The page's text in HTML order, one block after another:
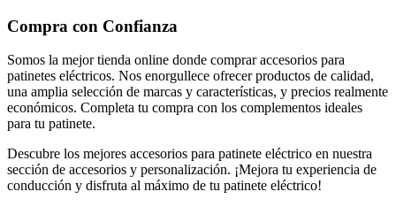
Compra con Confianza
Somos la mejor tienda online donde comprar accesorios para
patinetes eléctricos. Nos enorgullece ofrecer productos de calidad,
una amplia selección de marcas y características, y precios realmente
económicos. Completa tu compra con los complementos ideales
para tu patinete.
Descubre los mejores accesorios para patinete eléctrico en nuestra
sección de accesorios y personalización. ¡Mejora tu experiencia de
conducción y disfruta al máximo de tu patinete eléctrico!